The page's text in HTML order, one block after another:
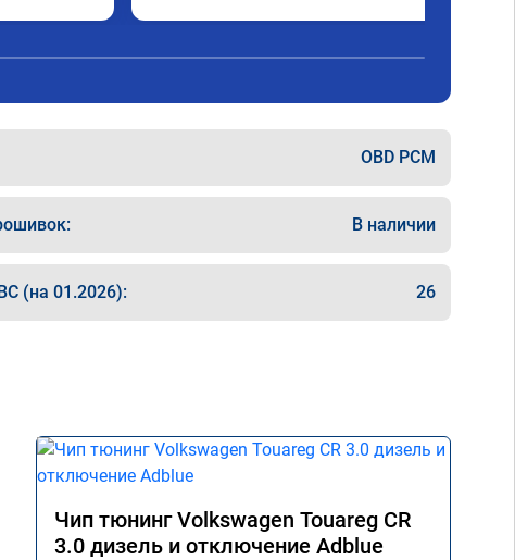
OBD PCM
В наличии
(на 01.2026): 26
Чип тюнинг Volkswagen Touareg CR
3.0 дизель и отключение Adblue